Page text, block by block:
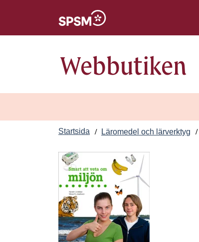
Webbutiken
Startsida Läromedel och lärverktyg